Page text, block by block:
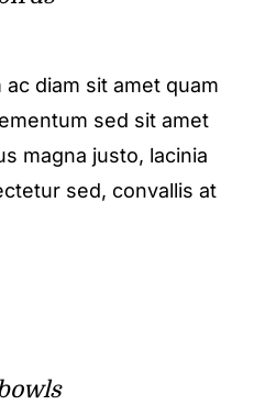
ac diam sit amet quam
sed sit amet
magna justo, lacinia
sed, convallis at